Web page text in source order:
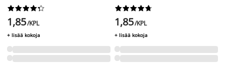






1,85/KPL
+ lisää kokoja






1,85/KPL
+ lisää kokoja